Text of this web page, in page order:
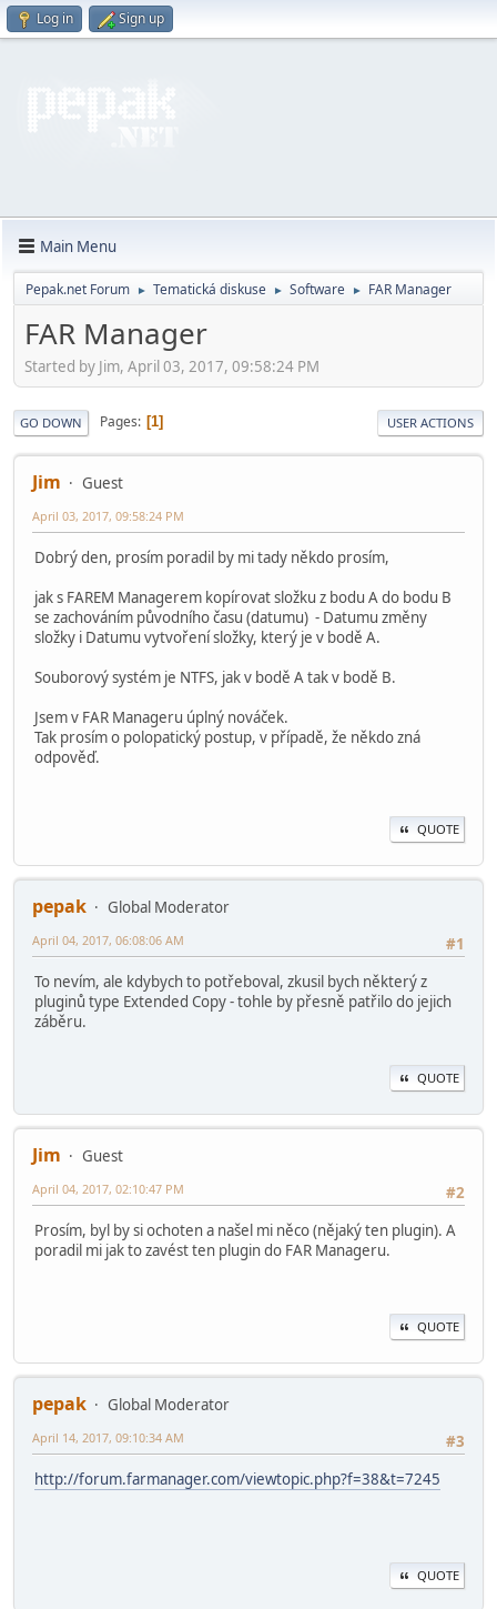
Log in Sign up
Main Menu
Pepak.net Forum ► Tematická diskuse ► Software ► FAR Manager
FAR Manager
Started by Jim, April 03, 2017, 09:58:24 PM
GO DOWN Pages 1 USER ACTIONS
Jim Guest
April 03, 2017, 09:58:24 PM
Dobrý den, prosím poradil by mi tady někdo prosím,
jak s FAREM Managerem kopírovat složku z bodu A do bodu B
se zachováním původního času (datumu) - Datumu změny
složky i Datumu vytvoření složky, který je v bodě A.
Souborový systém je NTFS, jak v bodě A tak v bodě B.
Jsem v FAR Manageru úplný nováček.
Tak prosím o polopatický postup, v případě, že někdo zná
odpověď.
QUOTE
pepak
Global Moderator
#1
April 04, 2017, 06:08:06 AM
To nevím, ale kdybych to potřeboval, zkusil bych některý z
pluginů type Extended Copy - tohle by přesně patřilo do jejich
záběru.
QUOTE
Jim
Guest
#2
April 04, 2017, 02:10:47 PM
Prosím, byl by si ochoten a našel mi něco (nějaký ten plugin). A
poradil mi jak to zavést ten plugin do FAR Manageru.
QUOTE
pepak
Global Moderator
#3
April 14, 2017, 09:10:34 AM
http://forum.farmanager.com/viewtopic.php?f=38&t=7245
QUOTE